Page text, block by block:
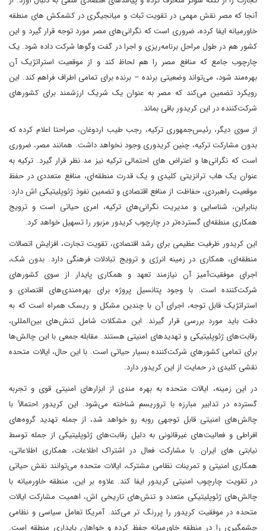
آنجا که مصر نقش مهمی در تقویت ثبات و میانجیگری در کشمکش های منطقه
خاورمیانه ایفا کرده، ضروری است که نگرانی‌های مصر مورد توجه قرار گیرد و این
کشور هم در طول مراحل برنامه‌ریزی و اجرا در گفت وگوها شرکت داده شود. یک
چارچوب جامع که منافع مصر را هم لحاظ کند و از موقعیت استراتژیک آن
بهره‌مند ‌شود، می‌تواند وضعیتی برنده – برنده برای تمامی اطراف فراهم کند. این
رویکرد تضمین می‌کند که مصر به عنوان یک شریک ارزشمند برای کشورهای
شرکت‌کننده در این کریدور باقی بماند.
از سوی دیگر، رئیس‌جمهوری ترکیه، رجب طیب اردوغان، صراحتا اعلام کرده که
بدون مشارکت ترکیه، چنین کریدوری وجود نخواهد داشت. همانند مصر، ضروری
است که نگرانی‌ها و اعتراض های احتمالی ترکیه نیز مد نظر قرار گیرد. ترکیه به
عنوان یک هاب ترانزیتی کلیدی و یک قدرت منطقه‌ای، منافع متعددی در حفظ
موقعیت راهبردی، حفاظت از منافع اقتصادی و تضمین نفوذ ژئوپلیتیکی اش دارد.
بنابراین، شناسایی و مدیریت نگرانی‌های ترکیه، امری حیاتی است و ترویج
همکاری منطقه‌ای گسترده‌تر در چارچوب کریدور مزبور را تسهیل خواهد کرد.
این کریدور ظرفیت عظیمی برای رشد اقتصادی، تقویت تجارت، افزایش اتصالات
منطقه‌ای، همکاری در زمینه انرژی و ترویج تبادلات فرهنگی دارد. بدون شک،
اجرای موفقیت‌آمیز آن نیازمند تعهد و همکاری پایدار از سوی کشورهای
شرکت‌کننده است. با وجود پتانسیل پروژه برای بهره‌مندی‌های اقتصادی و
استراتژیک قابل توجه، اجرای آن با چندین مشکل و ریسک همراه است که به
دقت باید مورد بررسی قرار گیرند. این مشکلات شامل تنش‌های بین‌المللی،
رقابت‌های ژئوپلیتیکی و تهدیدهای امنیتی هستند. مقابله جمعی با این چالش‌ها
برای تمامی کشورهای شرکت‌کننده بسیار حیاتی است. با این حال، ایالات متحده
نقشی کلیدی در حمایت از این کریدور دارد.
در این زمینه، ایالات متحده به بهره مندی از ابزارهای امنیتی قوی و تجربه
گسترده در تدابیر مبارزه با تروریسم شناخته می‌شود. این کریدور احتمالاً با
چالش‌های امنیتی قابل توجهی روبه رو خواهد شد، از جمله تهدید گروه‌های
افراطی و فعالیت‌های غیرقانونی به دلیل رقابت‌های ژئوپلیتیکی از جمله توسط
نیابتی های ایران. با مشارکت فعال در اشتراک اطلاعات، همکاری اطلاعاتی،
همکاری امنیتی و تمرینات نظامی مشترک، ایالات متحده می‌توانند نقش حیاتی
در تقویت چارچوب امنیتی کریدور ایفا کند. علاوه بر این، منطقه خاورمیانه با
چالش‌های ژئوپلیتیکی متعدد و تنش‌های تاریخی اش، اهمیت مشارکت ایالات
متحده در موفقیت کریدور را پررنگ تر می‌کند. آمریکا تعامل سیاسی و نظامی
چشمگیری را در منطقه خاورمیانه حفظ کرده و خواهان پایداری منطقه است.